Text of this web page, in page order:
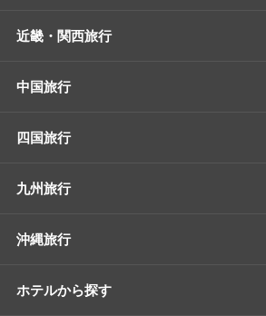
近畿・関西旅行
中国旅行
四国旅行
九州旅行
沖縄旅行
ホテルから探す